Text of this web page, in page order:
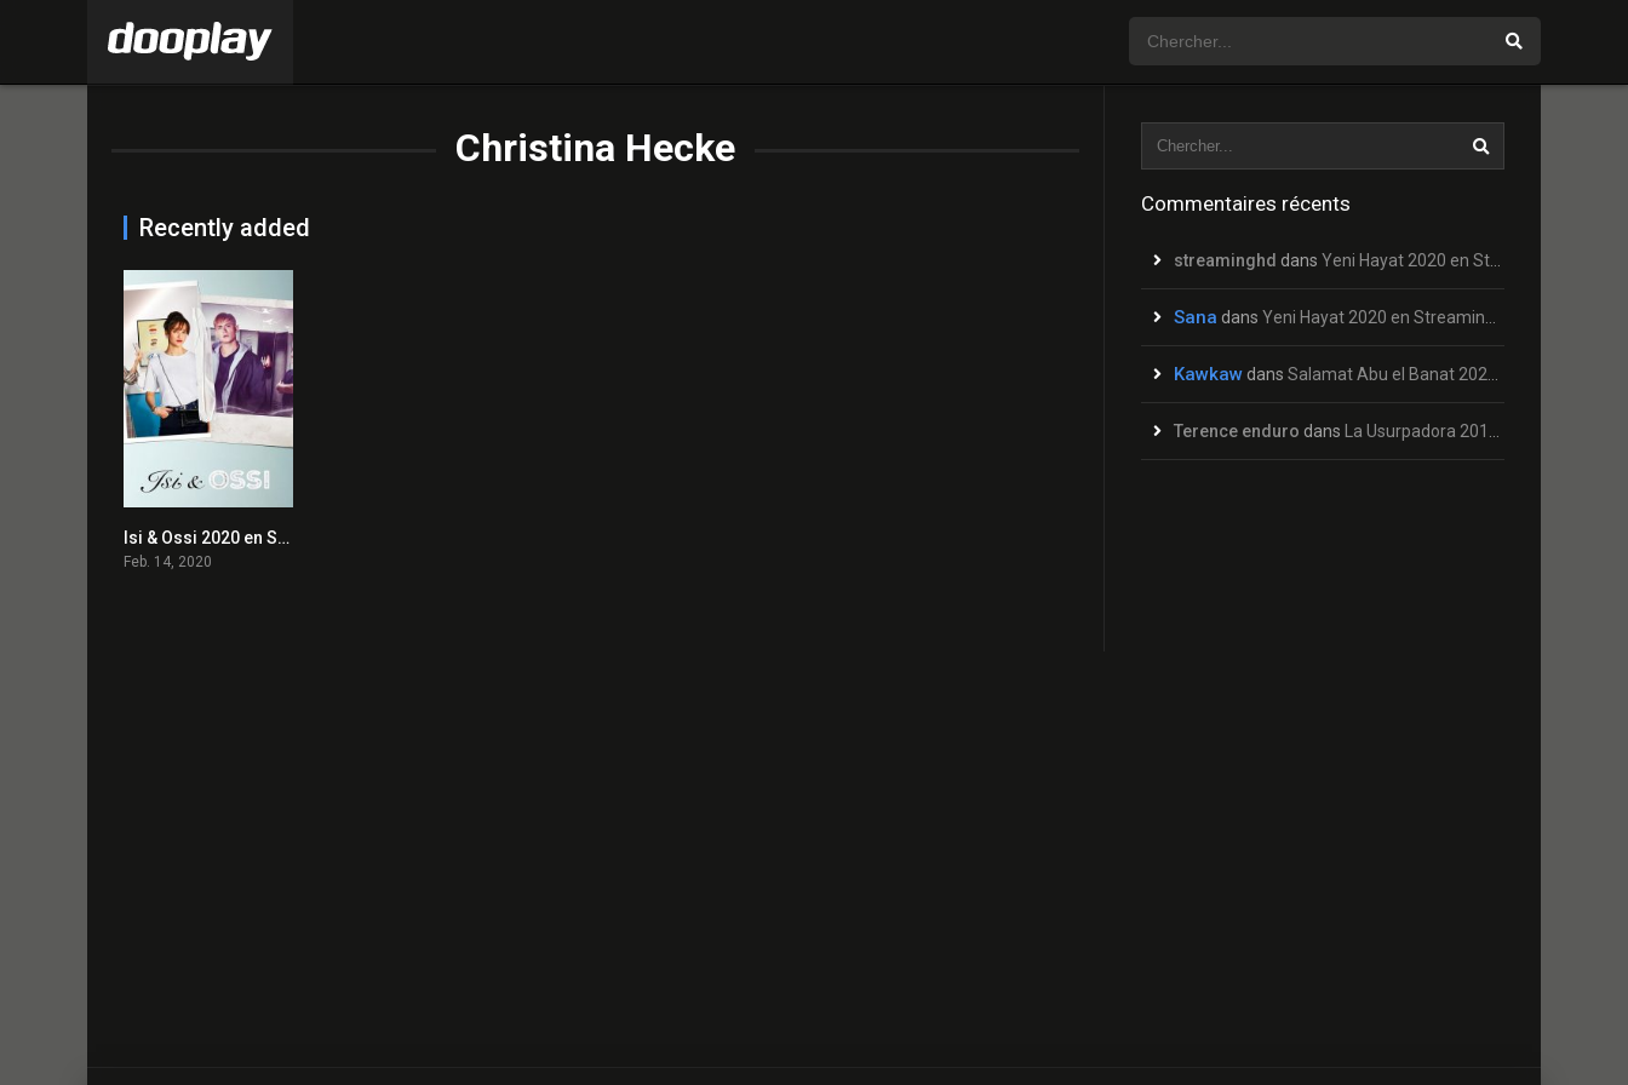
Christina Hecke
Recently added
6.4Isi & Ossi 2020 en Streaming HD Gratuit !
Feb. 14, 2020
Commentaires récents
streaminghd dans Yeni Hayat 2020 en Streaming HD Gratuit !
Sana dans Yeni Hayat 2020 en Streaming HD Gratuit !
Kawkaw dans Salamat Abu el Banat 2020 en Streaming HD Gratuit !
Terence enduro dans La Usurpadora 2019 en Streaming HD Gratuit !